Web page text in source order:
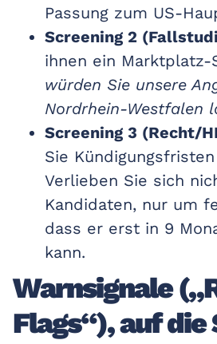
Passung zum US-
Screening 2
ihnen ein Marktplatz-
würden Sie unsere
Nordrhein-Westfalen
Screening 3 (Recht/
Sie
Verlieben Sie sich
Kandidaten, nur um
dass er erst in 9
kann.
Warnsignale
Flags“), auf die